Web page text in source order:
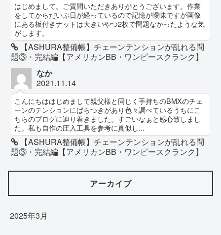
はじめまして。ご質問いただきありがとうございます。作業
をしてからだいぶ日が経っているので記憶が曖昧ですが画像
にある板付きナットは大きいやつ2枚で問題なかったような気
がします。
【ASHURA整備帳】チェーンテンションが乱れる問
題③・完結編【アメリカンBB・ワンピースクランク】
なか
2021.11.14
こんにちははじめまして親父様と同じく手持ちのBMXのチェ
ーンのテンションにばらつきがあり色々調べているうちにこ
ちらのブログに辿り着きました。すごいなぁと感心致しまし
た。私も自作の圧入工具を参考に真似し...
【ASHURA整備帳】チェーンテンションが乱れる問
題③・完結編【アメリカンBB・ワンピースクランク】
アーカイブ
2025年3月